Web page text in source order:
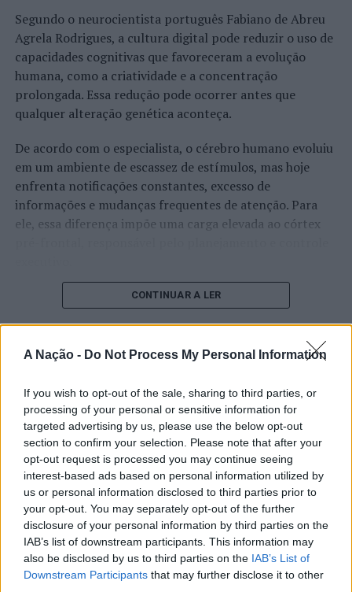
A Nação - Do Not Process My Personal Information
If you wish to opt-out of the sale, sharing to third parties, or
processing of your personal or sensitive information for
targeted advertising by us, please use the below opt-out
section to confirm your selection. Please note that after your
opt-out request is processed you may continue seeing
interest-based ads based on personal information utilized by
us or personal information disclosed to third parties prior to
your opt-out. You may separately opt-out of the further
disclosure of your personal information by third parties on the
IAB’s list of downstream participants. This information may
also be disclosed by us to third parties on the IAB’s List of
Downstream Participants that may further disclose it to other
Segundo o neurocientista português Fabiano de Abreu
Agrela Rodrigues, a cultura digital pode reduzir o uso de
capacidades cognitivas que favoreceram a evolução
humana, como a criatividade e a concentração
prolongada. Essa redução pode ocorrer antes que
qualquer alteração genética aconteça.
De acordo com o especialista, o cérebro humano evoluiu
em um ambiente de escassez de estímulos, mas hoje
enfrenta notificações constantes, excesso de
informações e mudanças frequentes de atenção. Para
ele, essa diferença impõe uma carga elevada ao córtex
O pesquisador afirma que plataformas digitais também
manter a atenção e a procrastinação. Na sua visão,
aumentam a sensação de sobrecarga, enquanto o stress
prolongado pode elevar os níveis de cortisol e
prejudicar o desempenho cognitivo.
Fabiano de Abreu Agrela Rodrigues ressalta que não há
evidências de que o ambiente digital provoque mudanças
genéticas na espécie humana. A adaptação observada,
afirma, ocorre por meio da neuroplasticidade, processo
pelo qual os circuitos neurais se reorganizam em
resposta às experiências.
CONTINUAR A LER
ATUALIDADE
“Millennium Estoril Open 2026”
regressou ao circuito ATP com
vitória do francês Luca Van Assche
Publicado 1 dia atrás on 07/08/2026
Ígor Lopes
O “Millennium Estoril Open 2026” decorreu entre os
dias 18 e 26 de julho, no Clube de Ténis do Estoril, em